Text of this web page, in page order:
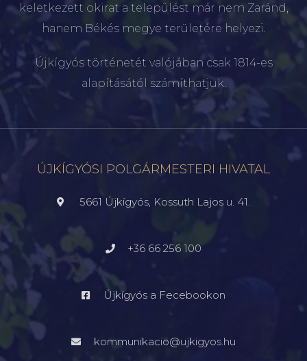
keletkezett okirat a települést már nem Zaránd,
hanem Békés megye területére helyezi.
Újkígyós történetét valójában csak 1814-es
alapításától számíthatjuk.
ÚJKÍGYÓSI POLGÁRMESTERI HIVATAL
5661 Újkígyós, Kossuth Lajos u. 41.
+36 66 256 100
Újkígyós a Fecebookon
kommunikacio@ujkigyos.hu